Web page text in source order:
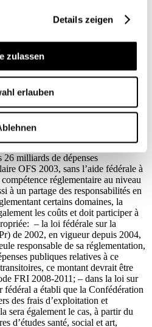
Details zeigen
zulassen
erlauben
constitutionnels sur la formation –
La Confédération et les
le cadre de leurs compétences
à la qualité et à la perméabilité du
61a Cst.) et piloter ensemble le
en conséquence
les cantons (et leurs
26 milliards de dépenses
OFS 2003, sans l’aide fédérale à
réglementaire au niveau
à un partage des responsabilités en
certains domaines, la
les coûts et doit participer à
– la loi fédérale sur la
de 2002, en vigueur depuis 2004,
responsable de sa réglementation,
publiques relatives à ce
ce montant devrait être
FRI 2008-2011; – dans la loi sur
fédéral a établi que la Confédération
des frais d’exploitation et
sera également le cas, à partir du
d’études santé, social et art,